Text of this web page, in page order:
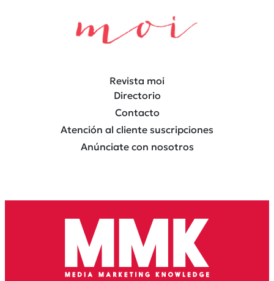
Revista moi
Directorio
Contacto
Atención al cliente suscripciones
Anúnciate con nosotros